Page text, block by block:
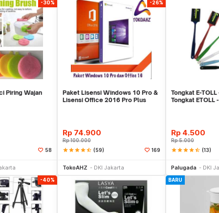
-30%
Piring Wajan
58
-26%
Paket Lisensi Windows 10 Pro &
Lisensi Office 2016 Pro Plus
Rp 74.900
Rp100.000
starstarstarstarstar_half (59) 169
TokoAHZ DKI Jakarta
Tongkat E-
Tongkat ETOLL
Rp 4.500
Rp5.000
starstarstarstarstar_half (13)
Palugada DKI
-40% BARU